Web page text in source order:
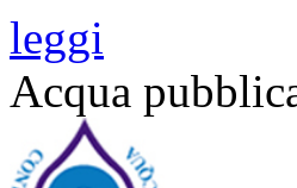
leggi
Acqua